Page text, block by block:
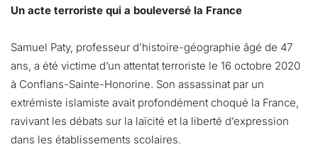
Un acte terroriste qui a bouleversé la France
Samuel Paty, professeur d’histoire-géographie âgé de 47
ans, a été victime d’un attentat terroriste le 16 octobre 2020
à Conflans-Sainte-Honorine. Son assassinat par un
extrémiste islamiste avait profondément choqué la France,
ravivant les débats sur la laïcité et la liberté d’expression
dans les établissements scolaires.